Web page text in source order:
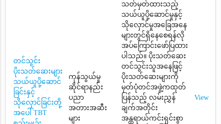
တင်သွင်း
ပိုးသတ်ဆေးများ
သယ်ယူပို့ဆောင်
ခြင်းနှင့်
သိုလှောင်ခြင်းတို့
အပေါ် TBT
ကုန်သွယ်မှု
ဆိုင်ရာနည်း
ပညာ
အတားအဆီး
များ
သတ်မှတ်ထားသည့်
သယ်ယူပို့ဆောင်မှုနှင့်
သိုလှောင်မှုအခြေအနေ
များတွင်ရှိနေစေရန်လို
အပ်ကြောင်းဖော်ပြထား
ပါသည်။ ပိုးသတ်ဆေး
တင်သွင်းသူအနေဖြင့်
ပိုးသတ်ဆေးများကို
မှတ်ပုံတင်အဖွဲ့ကထုတ်
ပြန်သည့် လမ်းညွှန်
ချက်အတိုင်း
အန္တရာယ်ကင်းရှင်းစွာ
View